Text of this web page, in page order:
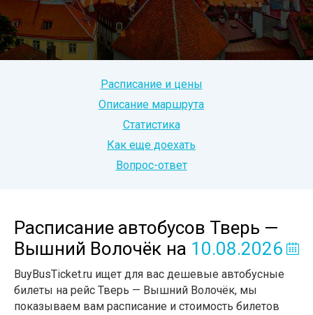
Расписание и цены
Описание маршрута
Статистика
Как еще доехать
Вопрос-ответ
Расписание автобусов Тверь —
Вышний Волочёк на 10.08.2026
BuyBusTicket.ru ищет для вас дешевые автобусные
билеты на рейс Тверь — Вышний Волочёк, мы
показываем вам расписание и стоимость билетов